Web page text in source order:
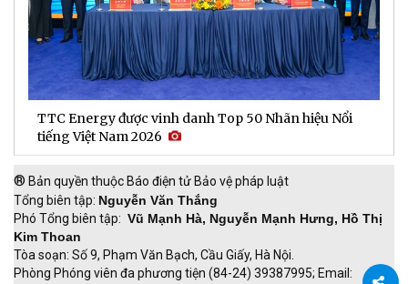
TTC Energy được vinh danh Top 50 Nhãn hiệu Nổi
tiếng Việt Nam 2026
® Bản quyền thuộc Báo điện tử Bảo vệ pháp luật
Tổng biên tập: Nguyễn Văn Thắng
Phó Tổng biên tập: Vũ Mạnh Hà, Nguyễn Mạnh Hưng, Hồ Thị
Kim Thoan
Tòa soạn: Số 9, Phạm Văn Bạch, Cầu Giấy, Hà Nội.
Phòng Phóng viên đa phương tiện (84-24) 39387995; Email: